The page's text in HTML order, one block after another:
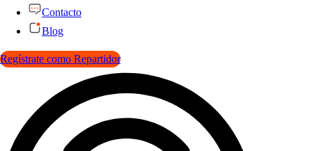
Contacto
Blog
Regístrate como Repartidor